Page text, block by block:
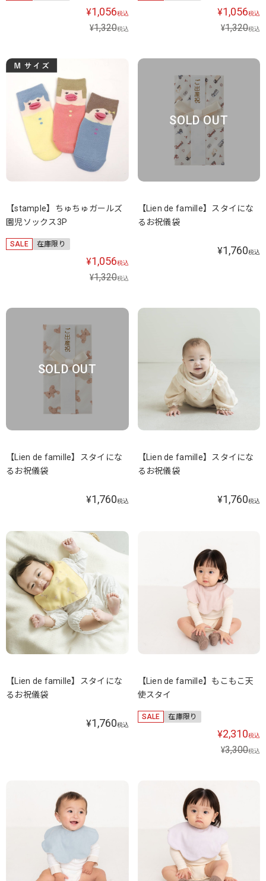
¥1,056税込
¥1,320税込
¥1,056税込
¥1,320税込
【stample】ちゅちゅガールズ
園児ソックス3P
SALE 在庫限り
¥1,056税込
¥1,320税込
SOLD OUT
【Lien de famille】スタイにな
るお祝儀袋
¥1,760税込
SOLD OUT
【Lien de famille】スタイにな
るお祝儀袋
¥1,760税込
【Lien de famille】スタイにな
るお祝儀袋
¥1,760税込
【Lien de famille】スタイにな
るお祝儀袋
¥1,760税込
【Lien de famille】もこもこ天
使スタイ
SALE 在庫限り
¥2,310税込
¥3,300税込